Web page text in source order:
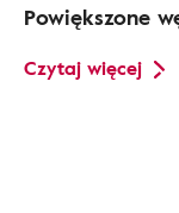
Powiększone
Czytaj więcej